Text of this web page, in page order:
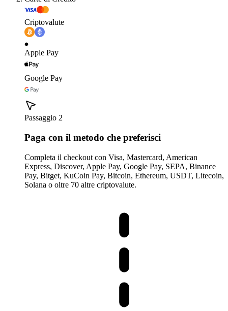
Criptovalute
Apple Pay
Google Pay
Passaggio 2
Paga con il metodo che preferisci
Completa il checkout con Visa, Mastercard, American
Express, Discover, Apple Pay, Google Pay, SEPA, Binance
Pay, Bitget, KuCoin Pay, Bitcoin, Ethereum, USDT, Litecoin,
Solana o oltre 70 altre criptovalute.